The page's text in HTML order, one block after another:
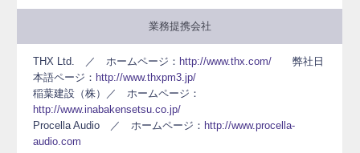
業務提携会社
THX Ltd. ／ ホームページ： http://www.thx.com/ 弊社日
本語ページ： http://www.thxpm3.jp/
稲葉建設（株）／ ホームページ：
http://www.inabakensetsu.co.jp/
Procella Audio ／ ホームページ： http://www.procella-
audio.com